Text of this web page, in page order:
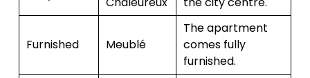
Furnished Meublé
The apartment
comes fully
furnished.